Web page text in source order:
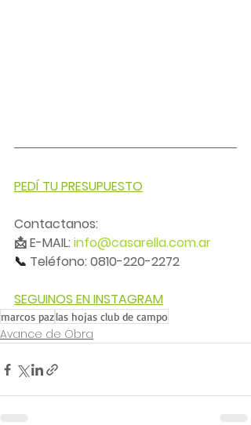
PEDÍ TU PRESUPUESTO
Contactanos:
📩 E-MAIL: info@casarella.com.ar
📞 Teléfono: 0810-220-2272
SEGUINOS EN INSTAGRAM
marcos pazlas hojas club de campo
Avance de Obra